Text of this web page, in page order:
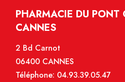
PHARMACIE DU PONT
CANNES
2 Bd Carnot
06400 CANNES
Téléphone: 04.93.39.05.47